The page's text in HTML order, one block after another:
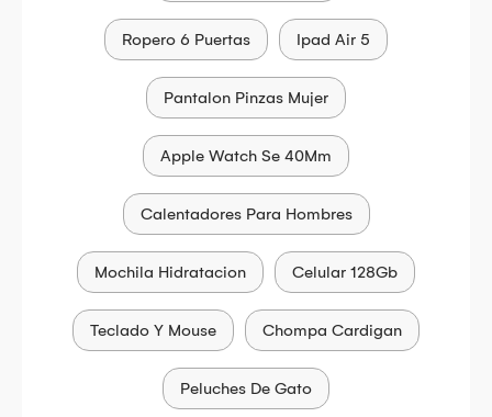
Ropero 6 Puertas Ipad Air 5
Pantalon Pinzas Mujer
Apple Watch Se 40Mm
Calentadores Para Hombres
Mochila Hidratacion Celular 128Gb
Teclado Y Mouse Chompa Cardigan
Peluches De Gato